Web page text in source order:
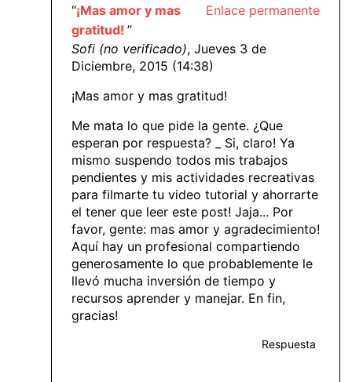
Enlace permanente
“¡Mas amor y mas
gratitud! ”
Sofi (no verificado), Jueves 3 de
Diciembre, 2015 (14:38)
¡Mas amor y mas gratitud!
Me mata lo que pide la gente. ¿Que
esperan por respuesta? _ Si, claro! Ya
mismo suspendo todos mis trabajos
pendientes y mis actividades recreativas
para filmarte tu video tutorial y ahorrarte
el tener que leer este post! Jaja... Por
favor, gente: mas amor y agradecimiento!
Aquí hay un profesional compartiendo
generosamente lo que probablemente le
llevó mucha inversión de tiempo y
recursos aprender y manejar. En fin,
gracias!
Respuesta